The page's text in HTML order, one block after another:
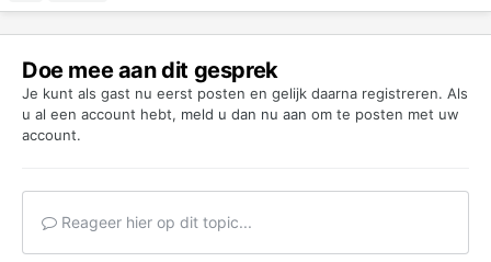
Doe mee aan dit gesprek
Je kunt als gast nu eerst posten en gelijk daarna registreren. Als
u al een account hebt, meld u dan nu aan om te posten met uw
account.
Reageer hier op dit topic...